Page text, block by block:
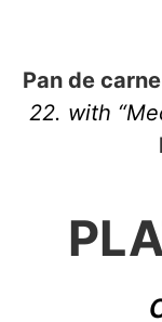
Pan de
22. with